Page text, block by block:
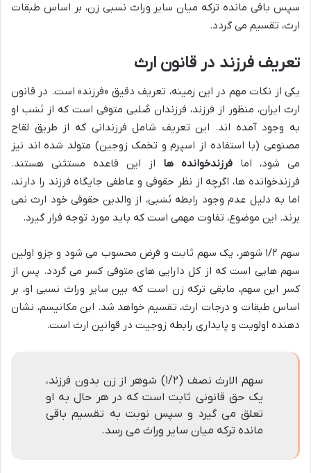
سپس باقی مانده ترکه میان سایر وراث نسبی زن، بر اساس طبقات
ارث، تقسیم می گردد.
تعریف فرزند در قانون ارث
یکی از نکات مهم در این زمینه، تعریف دقیق «فرزند» است. در قانون
ارث ایران، منظور از فرزند، فرزندان صُلبی متوفی است که از نَسَب او
به وجود آمده اند. این تعریف شامل فرزندانی که از طریق لقاح
مصنوعی (با استفاده از اسپرم و تخمک زوجین) متولد شده اند نیز
می شود، اما فرزندخوانده ها از این قاعده مستثنی هستند.
فرزندخوانده ها، اگرچه از نظر حقوقی و عاطفی جایگاه فرزند را دارند،
اما به دلیل عدم وجود رابطه نَسَبی، از والدین حقوقی خود ارث نمی
برند. این موضوع، تفاوت مهمی است که باید مورد توجه قرار گیرد.
سهم ۱/۲ شوهر، یک سهم ثابت و فرض محسوب می شود و جزو اولین
سهم هایی است که از کل دارایی های متوفی کسر می گردد. پس از
کسر این سهم، مابقی ترکه زن است که بین سایر وراث نسبی او، بر
اساس طبقات و درجات ارث، تقسیم خواهد شد. این مکانیسم، نشان
دهنده اولویت و پایداری رابطه زوجیت در قوانین ارث است.
سهم الارث نصف (۱/۲) شوهر از زن بدون فرزند،
یک حق قانونی ثابت است که در هر حال به او
تعلق می گیرد و سپس نوبت به تقسیم باقی
مانده ترکه میان سایر وراث می رسد.